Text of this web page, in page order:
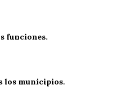
funciones.
los municipios.